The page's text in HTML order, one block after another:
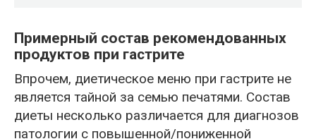
Примерный состав рекомендованных
продуктов при гастрите
Впрочем, диетическое меню при гастрите не
является тайной за семью печатями. Состав
диеты несколько различается для диагнозов
патологии с повышенной/пониженной